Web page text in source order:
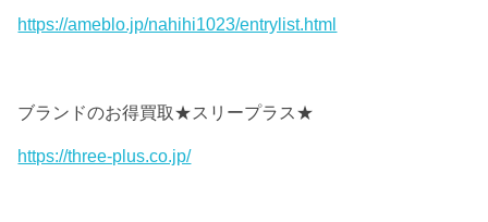
https://ameblo.jp/nahihi1023/entrylist.html
ブランドのお得買取★スリープラス★
https://three-plus.co.jp/